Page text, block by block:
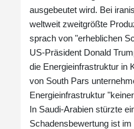
ausgebeutet wird. Bei
weltweit zweitgrößte
sprach von "erheblichen
US-Präsident Donald
die Energieinfrastruktur in
von South Pars
Energieinfrastruktur
In Saudi-Arabien stürzte
Schadensbewertung ist